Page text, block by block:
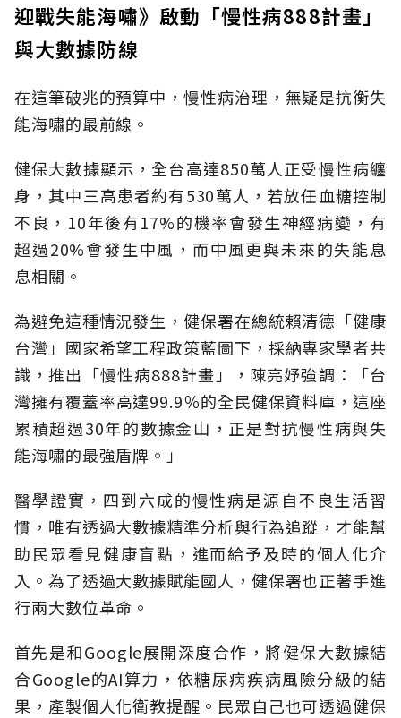
迎戰失能海嘯》啟動「慢性病888計畫」
與大數據防線
在這筆破兆的預算中，慢性病治理，無疑是抗衡失
能海嘯的最前線。
健保大數據顯示，全台高達850萬人正受慢性病纏
身，其中三高患者約有530萬人，若放任血糖控制
不良，10年後有17%的機率會發生神經病變，有
超過20%會發生中風，而中風更與未來的失能息
息相關。
為避免這種情況發生，健保署在總統賴清德「健康
台灣」國家希望工程政策藍圖下，採納專家學者共
識，推出「慢性病888計畫」，陳亮妤強調：「台
灣擁有覆蓋率高達99.9％的全民健保資料庫，這座
累積超過30年的數據金山，正是對抗慢性病與失
能海嘯的最強盾牌。」
醫學證實，四到六成的慢性病是源自不良生活習
慣，唯有透過大數據精準分析與行為追蹤，才能幫
助民眾看見健康盲點，進而給予及時的個人化介
入。為了透過大數據賦能國人，健保署也正著手進
行兩大數位革命。
首先是和Google展開深度合作，將健保大數據結
合Google的AI算力，依糖尿病疾病風險分級的結
果，產製個人化衛教提醒。民眾自己也可透過健保